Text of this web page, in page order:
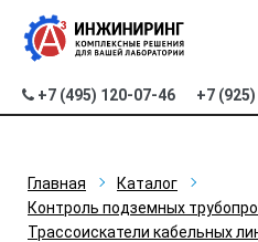
+7 (495) 120-07-46 +7
Главная
Каталог
Контроль подземных
Трассоискатели кабельных